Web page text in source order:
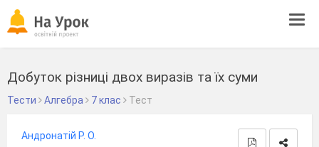
Добуток різниці двох виразів та їх суми
Тести Алгебра 7 клас Тест
Андронатій Р. О.